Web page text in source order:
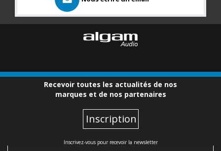
Recevoir toutes les actualités de nos
marques et de nos partenaires
Inscription
Inscrivez-vous pour recevoir la newsletter